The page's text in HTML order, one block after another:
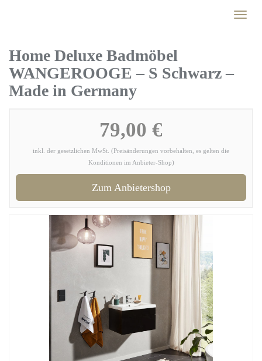
Toggle
Home Deluxe Badmöbel
WANGEROOGE – S Schwarz –
Made in Germany
79,00 €
inkl. der gesetzlichen MwSt. (Preisänderungen vorbehalten, es gelten die
Konditionen im Anbieter-Shop)
Zum Anbietershop